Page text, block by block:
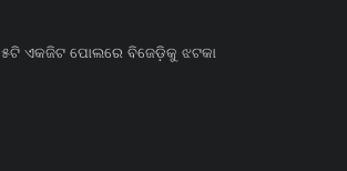
୫ଟି ଏକଜିଟ ପୋଲରେ ବିଜେଡ଼ିକୁ ଝଟକା